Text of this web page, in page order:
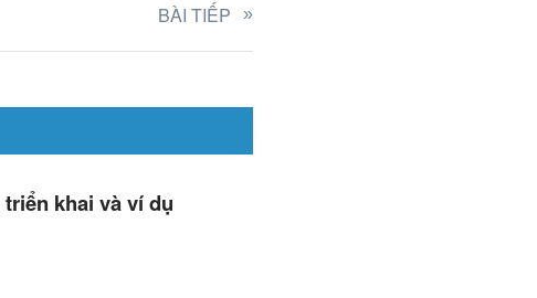
BÀI TIẾP
khai và ví dụ